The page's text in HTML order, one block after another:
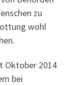
zu
wohl
Oktober 2014
bei